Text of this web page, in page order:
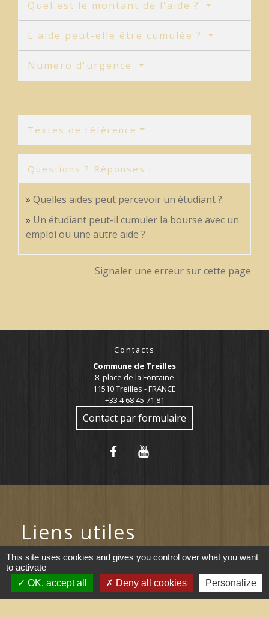
Quel est le montant de l'aide ?
L'aide peut-elle être cumulée ?
Numéro d'urgence
Textes de référence
Questions ? Réponses !
Quelles aides peut percevoir un étudiant ?
Un étudiant peut-il cumuler la bourse avec un
emploi ou une autre aide ?
Signaler une erreur sur cette page
Contacts
Commune de Treilles
8, place de la Fontaine
11510 Treilles - FRANCE
+33 4 68 45 71 81
Contact par formulaire
Liens utiles
Portail du gouvernement
Maison du travail saisonnier
(Grand Narbonne)
This site uses cookies and gives you control over what you want
to activate
OK, accept all
Deny all cookies Personalize